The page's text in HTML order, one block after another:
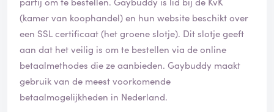
e
l
n
(kamer van koophandel) en hun website beschikt over
een SSL certificaat (het groene slotje). Dit slotje geeft
aan dat het veilig is om te bestellen via de online
betaalmethodes die ze aanbieden. Gaybuddy maakt
gebruik van de meest voorkomende
betaalmogelijkheden in Nederland.